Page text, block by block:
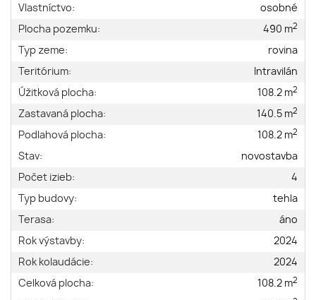
Vlastníctvo:
osobné
Plocha pozemku:
490 m2
Typ zeme:
rovina
Teritórium:
Intravilán
Úžitková plocha:
108.2 m2
Zastavaná plocha: 140.5 m2
Podlahová plocha: 108.2 m2
Stav:
novostavba
Počet izieb:
4
Typ budovy:
tehla
Terasa:
áno
Rok výstavby:
2024
Rok kolaudácie:
2024
Celková plocha:
108.2 m2